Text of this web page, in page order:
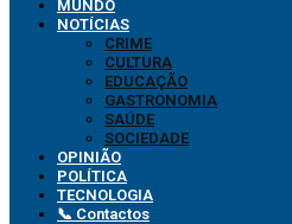
MUNDO
NOTÍCIAS
CRIME
CULTURA
EDUCAÇÃO
GASTRONOMIA
SAÚDE
SOCIEDADE
OPINIÃO
POLÍTICA
TECNOLOGIA
📞 Contactos